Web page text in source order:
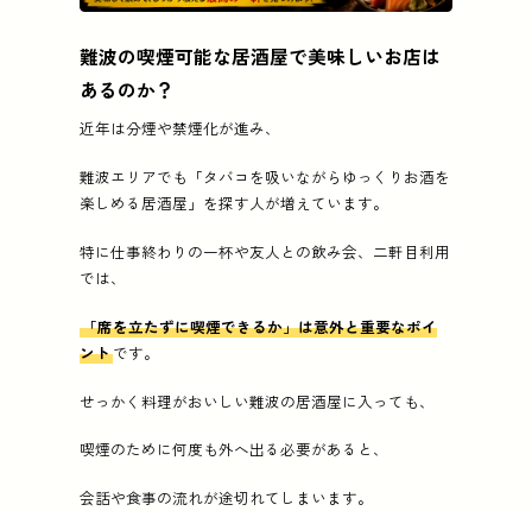
この記事の要点
難波の喫煙可能な居酒屋で美味しいお店はあるのか
紹介店 (3店):
難波の喫煙可能な居酒屋で美味しいお店は
あるのか？
近年は分煙や禁煙化が進み、
難波エリアでも「タバコを吸いながらゆっくりお酒を
楽しめる居酒屋」を探す人が増えています。
特に仕事終わりの一杯や友人との飲み会、二軒目利用
では、
「席を立たずに喫煙できるか」は意外と重要なポイ
ントです。
せっかく料理がおいしい難波の居酒屋に入っても、
喫煙のために何度も外へ出る必要があると、
会話や食事の流れが途切れてしまいます。